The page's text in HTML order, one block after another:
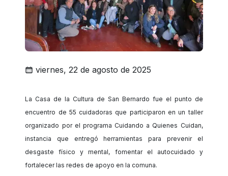
viernes, 22 de agosto de 2025
La Casa de la Cultura de San Bernardo fue el punto de
encuentro de 55 cuidadoras que participaron en un taller
organizado por el programa Cuidando a Quienes Cuidan,
instancia que entregó herramientas para prevenir el
desgaste físico y mental, fomentar el autocuidado y
fortalecer las redes de apoyo en la comuna.